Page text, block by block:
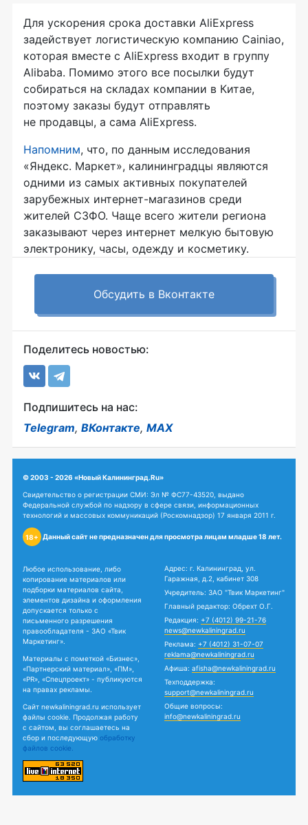
Для ускорения срока доставки AliExpress
задействует логистическую компанию Cainiao,
которая вместе с AliExpress входит в группу
Alibaba. Помимо этого все посылки будут
собираться на складах компании в Китае,
поэтому заказы будут отправлять
не продавцы, а сама AliExpress.
Напомним, что, по данным исследования
«Яндекс. Маркет», калининградцы являются
одними из самых активных покупателей
зарубежных интернет-магазинов среди
жителей СЗФО. Чаще всего жители региона
заказывают через интернет мелкую бытовую
электронику, часы, одежду и косметику.
Обсудить в Вконтакте
Поделитесь новостью:
Подпишитесь на нас:
Telegram, ВКонтакте, MAX
© 2003 - 2026 «Новый Калининград.Ru»
Свидетельство о регистрации СМИ: Эл № ФС77-43520, выдано
Федеральной службой по надзору в сфере связи, информационных
технологий и массовых коммуникаций (Роскомнадзор) 17 января 2011 г.
18+ Данный сайт не предназначен для просмотра лицам младше 18 лет.
Любое использование, либо
копирование материалов или
подборки материалов сайта,
элементов дизайна и оформления
допускается только с
письменного разрешения
правообладателя - ЗАО «Твик
Маркетинг».
Материалы с пометкой «Бизнес»,
«Партнерский материал», «ПМ»,
«PR», «Спецпроект» - публикуются
на правах рекламы.
Сайт newkaliningrad.ru использует
файлы cookie. Продолжая работу
с сайтом, вы соглашаетесь на
сбор и последующую обработку
файлов cookie.
Адрес: г. Калининград, ул.
Гаражная, д.2, кабинет 308
Учредитель: ЗАО "Твик Маркетинг"
Главный редактор: Обрехт О.Г.
Редакция: +7 (4012) 99-21-76
news@newkaliningrad.ru
Реклама: +7 (4012) 31-07-07
reklama@newkaliningrad.ru
Афиша: afisha@newkaliningrad.ru
Техподдержка:
support@newkaliningrad.ru
Общие вопросы:
info@newkaliningrad.ru